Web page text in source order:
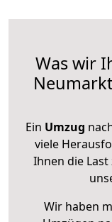
Was wir
Ein Umzug
viele
Ihnen die
Wir haben